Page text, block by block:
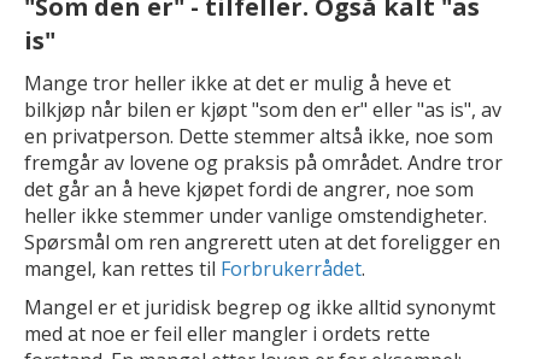
"Som den er" - tilfeller. Også kalt "as
is"
Mange tror heller ikke at det er mulig å heve et
bilkjøp når bilen er kjøpt "som den er" eller "as is", av
en privatperson. Dette stemmer altså ikke, noe som
fremgår av lovene og praksis på området. Andre tror
det går an å heve kjøpet fordi de angrer, noe som
heller ikke stemmer under vanlige omstendigheter.
Spørsmål om ren angrerett uten at det foreligger en
mangel, kan rettes til Forbrukerrådet.
Mangel er et juridisk begrep og ikke alltid synonymt
med at noe er feil eller mangler i ordets rette